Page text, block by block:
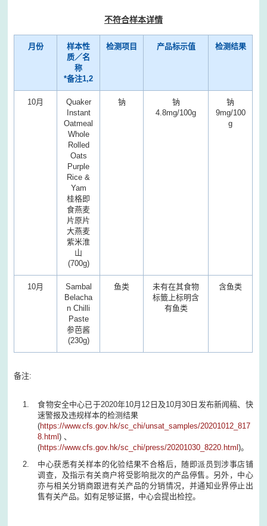
不符合样本详情
月份
样本性
质／名
称
*备注1,2
检测项目 产品标示值 检测结果
10月
Quaker
Instant
Oatmeal
Whole
Rolled
Oats
Purple
Rice &
Yam
桂格即
食燕麦
片原片
大燕麦
紫米淮
山
(700g)
钠
钠
4.8mg/100g
钠
9mg/100
g
10月
Sambal
Belacha
n Chilli
Paste
参芭酱
(230g)
鱼类
未有在其食物
标籤上标明含
有鱼类
含鱼类
备注:
食物安全中心已于2020年10月 12 日及10月30 日发布新闻稿、快
速警报及违规样本的检测结果
(https://www.cfs.gov.hk/sc_chi/unsat_samples/20201012_817
8.html) 、
(https://www.cfs.gov.hk/sc_chi/press/20201030_8220.html)。
中心获悉有关样本的化验结果不合格后，随即派员到涉事店铺
调查，及指示有关商户将受影响批次的产品停售。另外，中心
亦与相关分销商跟进有关产品的分销情况，并通知业界停止出
售有关产品。如有足够证据，中心会提出检控。